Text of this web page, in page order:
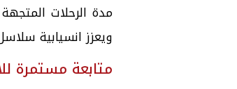
ويعزز انسيابية
متابعة مستمرة